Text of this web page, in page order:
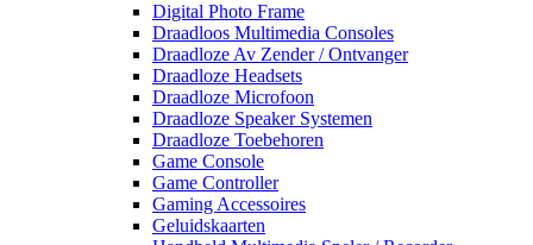
Digital Photo Frame
Draadloos Multimedia Consoles
Draadloze Av Zender / Ontvanger
Draadloze Headsets
Draadloze Microfoon
Draadloze Speaker Systemen
Draadloze Toebehoren
Game Console
Game Controller
Gaming Accessoires
Geluidskaarten